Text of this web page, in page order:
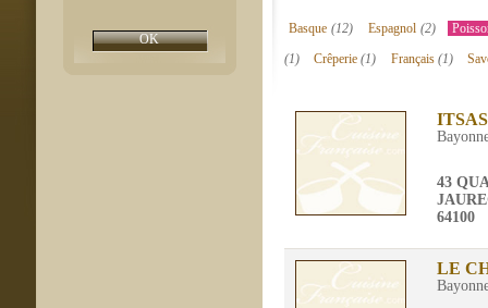
Basque (12) Espagnol(2)
(1)
Crêperie(1) Français (1)
43
64100
LE